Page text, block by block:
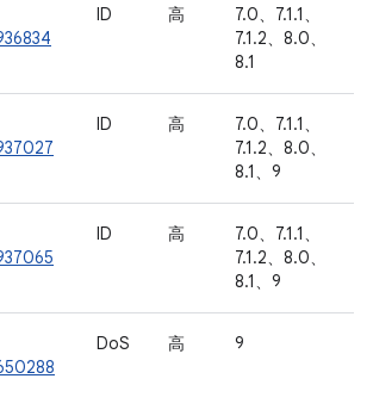
ID 高
7.0、7.1.1、
7.1.2、8.0、
8.1
ID 高
7.0、7.1.1、
7.1.2、8.0、
8.1、9
ID 高
7.0、7.1.1、
7.1.2、8.0、
8.1、9
DoS 高 9